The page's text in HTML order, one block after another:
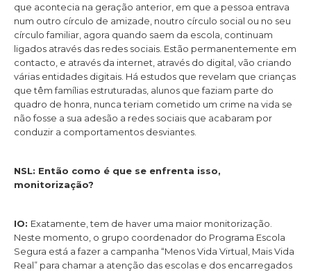
que acontecia na geração anterior, em que a pessoa entrava
num outro círculo de amizade, noutro círculo social ou no seu
círculo familiar, agora quando saem da escola, continuam
ligados através das redes sociais. Estão permanentemente em
contacto, e através da internet, através do digital, vão criando
várias entidades digitais. Há estudos que revelam que crianças
que têm famílias estruturadas, alunos que faziam parte do
quadro de honra, nunca teriam cometido um crime na vida se
não fosse a sua adesão a redes sociais que acabaram por
conduzir a comportamentos desviantes.
NSL: Então como é que se enfrenta isso,
monitorização?
IO: Exatamente, tem de haver uma maior monitorização.
Neste momento, o grupo coordenador do Programa Escola
Segura está a fazer a campanha “Menos Vida Virtual, Mais Vida
Real” para chamar a atenção das escolas e dos encarregados